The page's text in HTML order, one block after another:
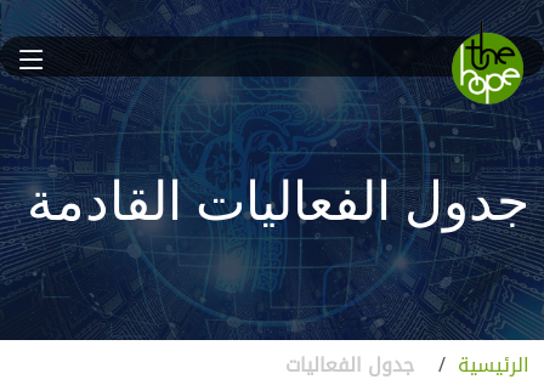
جدول الفعاليات القادمة
الرئيسية / جدول الفعاليات